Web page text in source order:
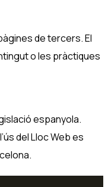
de tercers. El
o les pràctiques
espanyola.
del Lloc Web es